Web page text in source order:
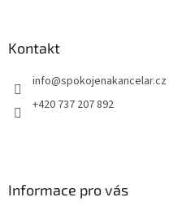
Kontakt
info@spokojenakancelar.cz
+420 737 207 892
Informace pro vás